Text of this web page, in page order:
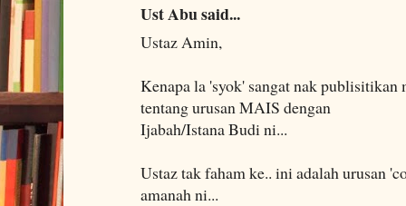
Ust Abu said...
Ustaz Amin,
Kenapa la 'syok' sangat nak
tentang urusan MAIS dengan
Ijabah/Istana Budi ni...
Ustaz tak faham ke.. ini adalah urusan
amanah ni...